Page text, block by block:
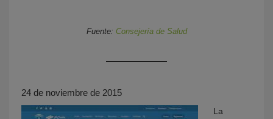
Fuente: Consejería de Salud
24 de noviembre de 2015
La